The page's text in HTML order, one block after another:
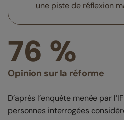
une piste de réflexion
76 %
Opinion sur la réforme
D’après l’enquête menée par
personnes interrogées